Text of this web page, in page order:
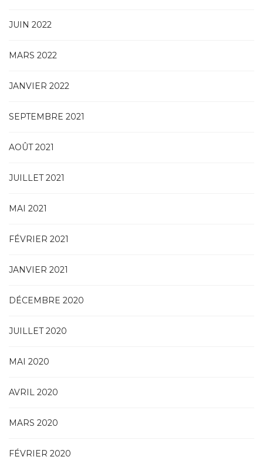
JUIN 2022
MARS 2022
JANVIER 2022
SEPTEMBRE 2021
AOÛT 2021
JUILLET 2021
MAI 2021
FÉVRIER 2021
JANVIER 2021
DÉCEMBRE 2020
JUILLET 2020
MAI 2020
AVRIL 2020
MARS 2020
FÉVRIER 2020